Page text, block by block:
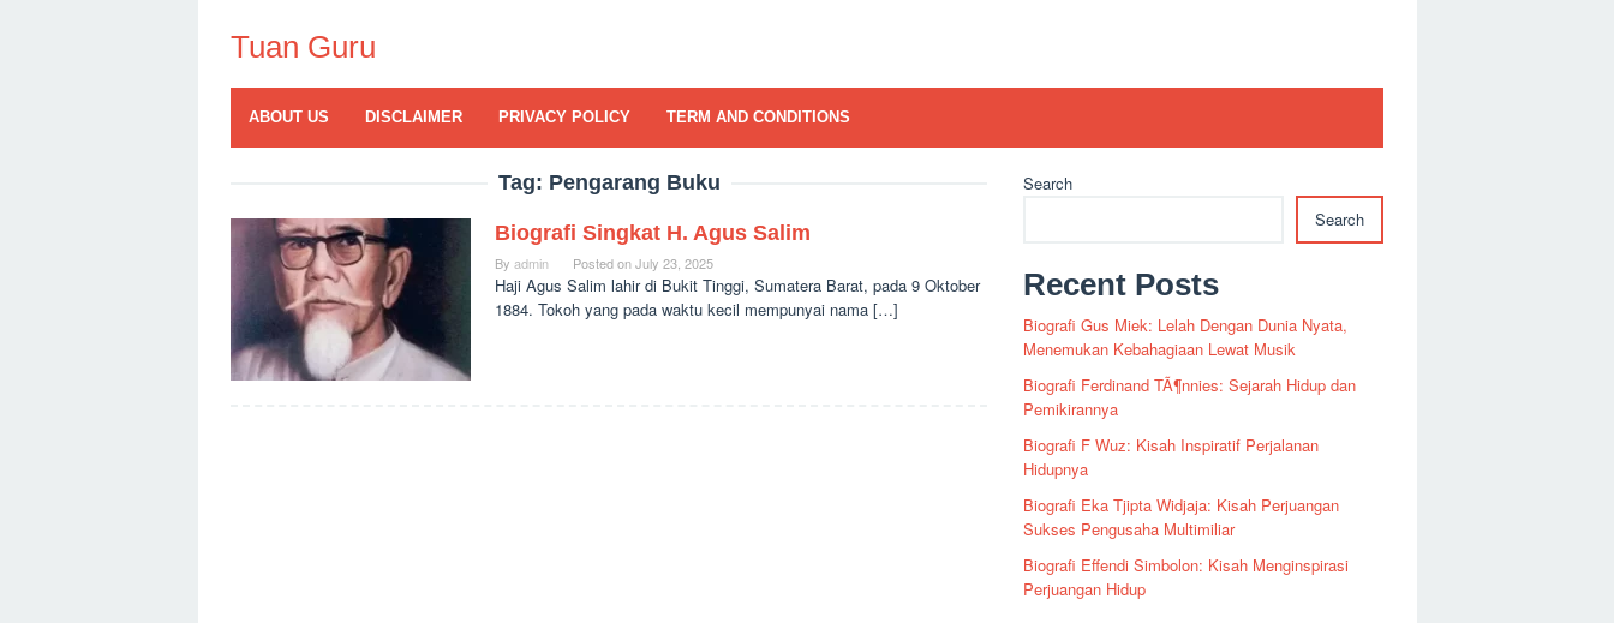
contentTuan Guru
ABOUT US DISCLAIMER PRIVACY POLICY TERM AND CONDITIONS
Tag: Pengarang Buku
Biografi Singkat H. Agus Salim
By admin Posted onJuly 23, 2025
Haji Agus Salim lahir di Bukit Tinggi, Sumatera Barat, pada 9 Oktober
1884. Tokoh yang pada waktu kecil mempunyai nama […]
Search
Search
Recent Posts
Biografi Gus Miek: Lelah Dengan Dunia Nyata,
Menemukan Kebahagiaan Lewat Musik
Biografi Ferdinand TÃ¶nnies: Sejarah Hidup dan
Pemikirannya
Biografi F Wuz: Kisah Inspiratif Perjalanan
Hidupnya
Biografi Eka Tjipta Widjaja: Kisah Perjuangan
Sukses Pengusaha Multimiliar
Biografi Effendi Simbolon: Kisah Menginspirasi
Perjuangan Hidup